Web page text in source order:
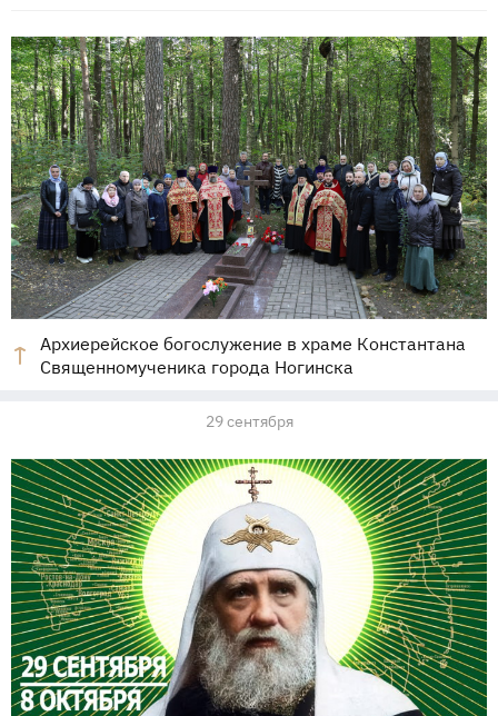
Архиерейское богослужение в храме Константана
Священномученика города Ногинска
29 сентября